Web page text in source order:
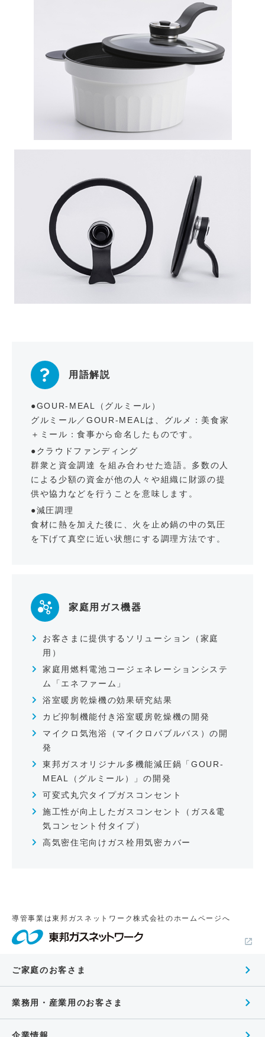
用語解説
●GOUR-MEAL（グルミール）
グルミール／GOUR-MEALは、グルメ：美食家
＋ミール：食事から命名したものです。
●クラウドファンディング
群衆と資金調達 を組み合わせた造語。多数の人
による少額の資金が他の人々や組織に財源の提
供や協力などを行うことを意味します。
●減圧調理
食材に熱を加えた後に、火を止め鍋の中の気圧
を下げて真空に近い状態にする調理方法です。
家庭用ガス機器
お客さまに提供するソリューション（家庭
用）
家庭用燃料電池コージェネレーションシステ
ム「エネファーム」
浴室暖房乾燥機の効果研究結果
カビ抑制機能付き浴室暖房乾燥機の開発
マイクロ気泡浴（マイクロバブルバス）の開
発
東邦ガスオリジナル多機能減圧鍋「GOUR-
MEAL（グルミール）」の開発
可変式丸穴タイプガスコンセント
施工性が向上したガスコンセント（ガス&電
気コンセント付タイプ）
高気密住宅向けガス栓用気密カバー
導管事業は東邦ガスネットワーク株式会社のホームページへ
ご家庭のお客さま
業務用・産業用のお客さま